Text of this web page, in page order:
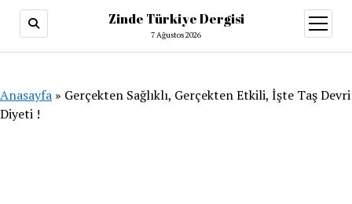
Zinde Türkiye Dergisi
7 Ağustos 2026
aç
Anasayfa » Gerçekten Sağlıklı, Gerçekten Etkili, İşte Taş Devri
Diyeti !